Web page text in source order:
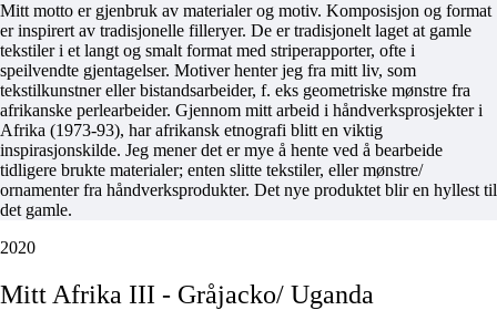
Mitt motto er gjenbruk av materialer og motiv. Komposisjon og format
er inspirert av tradisjonelle filleryer. De er tradisjonelt laget at gamle
tekstiler i et langt og smalt format med striperapporter, ofte i
speilvendte gjentagelser. Motiver henter jeg fra mitt liv, som
tekstilkunstner eller bistandsarbeider, f. eks geometriske mønstre fra
afrikanske perlearbeider. Gjennom mitt arbeid i håndverksprosjekter i
Afrika (1973-93), har afrikansk etnografi blitt en viktig
inspirasjonskilde. Jeg mener det er mye å hente ved å bearbeide
tidligere brukte materialer; enten slitte tekstiler, eller mønstre/
ornamenter fra håndverksprodukter. Det nye produktet blir en hyllest til
det gamle.
2020
MittAfrika III - Gråjacko/ Uganda